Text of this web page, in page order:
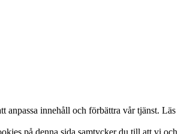
anpassa innehåll och förbättra vår tjänst. Läs
på denna sida samtycker du till att vi och